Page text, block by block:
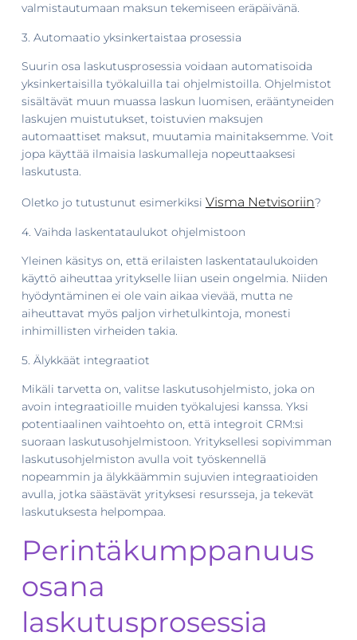
valmistautumaan maksun tekemiseen eräpäivänä.
3. Automaatio yksinkertaistaa prosessia
Suurin osa laskutusprosessia voidaan automatisoida
yksinkertaisilla työkaluilla tai ohjelmistoilla. Ohjelmistot
sisältävät muun muassa laskun luomisen, erääntyneiden
laskujen muistutukset, toistuvien maksujen
automaattiset maksut, muutamia mainitaksemme. Voit
jopa käyttää ilmaisia ​​laskumalleja nopeuttaaksesi
laskutusta.
Oletko jo tutustunut esimerkiksi Visma Netvisoriin?
4. Vaihda laskentataulukot ohjelmistoon
Yleinen käsitys on, että erilaisten laskentataulukoiden
käyttö aiheuttaa yritykselle liian usein ongelmia. Niiden
hyödyntäminen ei ole vain aikaa vievää, mutta ne
aiheuttavat myös paljon virhetulkintoja, monesti
inhimillisten virheiden takia.
5. Älykkäät integraatiot
Mikäli tarvetta on, valitse laskutusohjelmisto, joka on
avoin integraatioille muiden työkalujesi kanssa. Yksi
potentiaalinen vaihtoehto on, että integroit CRM:si
suoraan laskutusohjelmistoon. Yrityksellesi sopivimman
laskutusohjelmiston avulla voit työskennellä
nopeammin ja älykkäämmin sujuvien integraatioiden
avulla, jotka säästävät yrityksesi resursseja, ja tekevät
laskutuksesta helpompaa.
Perintäkumppanuus
osana
laskutusprosessia